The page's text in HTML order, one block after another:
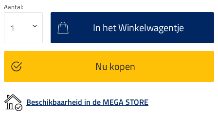
Aantal:
In het Winkelwagentje
Nu kopen
Beschikbaarheid in de MEGA STORE